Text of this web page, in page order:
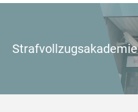
Strafvollzugsakademie